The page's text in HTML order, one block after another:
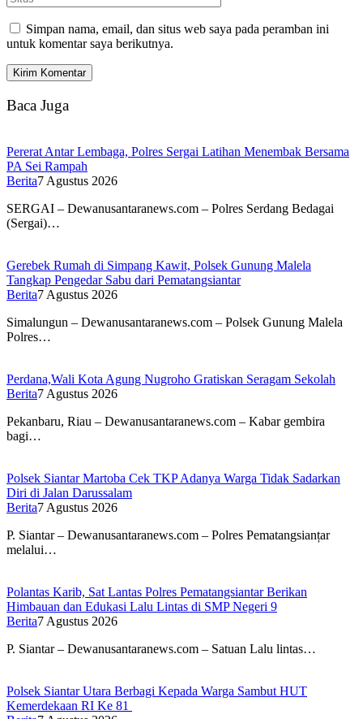
Simpan nama, email, dan situs web saya pada peramban ini
untuk komentar saya berikutnya.
Baca Juga
Pererat Antar Lembaga, Polres Sergai Latihan Menembak Bersama
PA Sei Rampah
Berita7 Agustus 2026
SERGAI – Dewanusantaranews.com – Polres Serdang Bedagai
(Sergai)…
Gerebek Rumah di Simpang Kawit, Polsek Gunung Malela
Tangkap Pengedar Sabu dari Pematangsiantar
Berita7 Agustus 2026
Simalungun – Dewanusantaranews.com – Polsek Gunung Malela
Polres…
Perdana,Wali Kota Agung Nugroho Gratiskan Seragam Sekolah
Berita7 Agustus 2026
Pekanbaru, Riau – Dewanusantaranews.com – Kabar gembira
bagi…
Polsek Siantar Martoba Cek TKP Adanya Warga Tidak Sadarkan
Diri di Jalan Darussalam
Berita7 Agustus 2026
P. Siantar – Dewanusantaranews.com – Polres Pematangsianțar
melalui…
Polantas Karib, Sat Lantas Polres Pematangsiantar Berikan
Himbauan dan Edukasi Lalu Lintas di SMP Negeri 9
Berita7 Agustus 2026
P. Siantar – Dewanusantaranews.com – Satuan Lalu lintas…
Polsek Siantar Utara Berbagi Kepada Warga Sambut HUT
Kemerdekaan RI Ke 81